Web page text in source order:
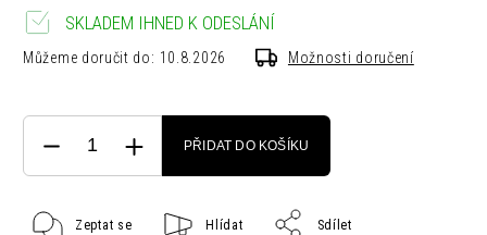
SKLADEM IHNED K ODESLÁNÍ
Můžeme doručit do: 10.8.2026 Možnosti doručení
PŘIDAT DO KOŠÍKU
Zeptat se Hlídat Sdílet